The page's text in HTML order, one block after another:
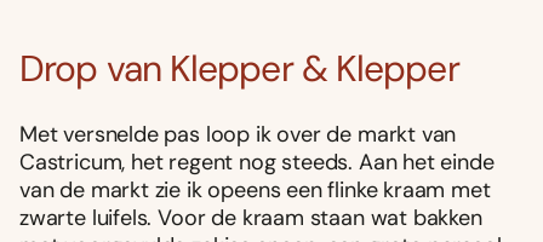
Drop van Klepper & Klepper
Met versnelde pas loop ik over de markt van
Castricum, het regent nog steeds. Aan het einde
van de markt zie ik opeens een flinke kraam met
zwarte luifels. Voor de kraam staan wat bakken